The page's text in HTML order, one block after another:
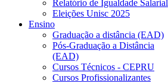
Relatório de Igualdade Salarial
Eleições Unisc 2025
Ensino
Graduação a distância (EAD)
Pós-Graduação a Distância
(EAD)
Cursos Técnicos - CEPRU
Cursos Profissionalizantes